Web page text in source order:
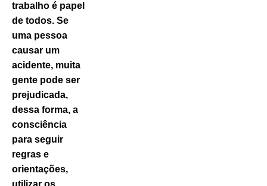
trabalho é papel
de todos. Se
uma pessoa
causar um
acidente, muita
gente pode ser
prejudicada,
dessa forma, a
consciência
para seguir
regras e
orientações,
utilizar os